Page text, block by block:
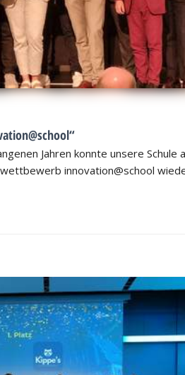
Jahren konnte unsere Schule
innovation@school